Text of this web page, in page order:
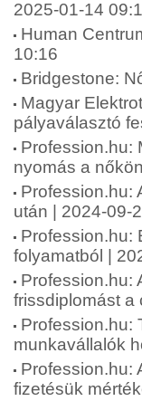
2025-01-14
Human
10:16
Bridgestone:
Magyar
pályaválasztó
Profession.hu:
nyomás a
Profession.hu:
után | 2024-09-
Profession.hu:
folyamatból |
Profession.hu:
frissdiplomást a
Profession.hu:
munkavállalók
Profession.hu:
fizetésük